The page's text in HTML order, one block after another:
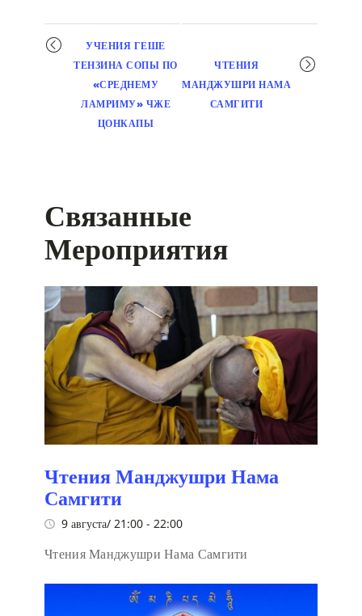
Мероприятие
навигация
УЧЕНИЯ ГЕШЕ
ТЕНЗИНА СОПЫ ПО
«СРЕДНЕМУ
ЛАМРИМУ» ЧЖЕ
ЦОНКАПЫ
ЧТЕНИЯ
МАНДЖУШРИ НАМА
САМГИТИ
Связанные
Мероприятия
Чтения Манджушри Нама
Самгити
9 августа/ 21:00 - 22:00
Чтения Манджушри Нама Самгити